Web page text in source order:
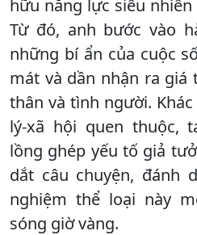
hữu năng lực siêu
Từ đó, anh bước vào
những bí ẩn của cuộc
mát và dần nhận ra
thân và tình người.
lý-xã hội quen thuộc,
lồng ghép yếu tố giả
dắt câu chuyện, đánh
nghiệm thể loại này
sóng giờ vàng.